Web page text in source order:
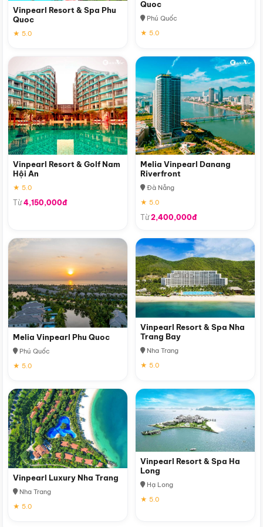
Vinpearl Resort & Spa Phu
Quoc
★ 5.0
Quoc
Phú Quốc
★ 5.0
Vinpearl Resort & Golf Nam
Hội An
★ 5.0
Từ4,150,000đ
Melia Vinpearl Danang
Riverfront
Đà Nẵng
★ 5.0
Từ2,400,000đ
Melia Vinpearl Phu Quoc
Phú Quốc
★ 5.0
Vinpearl Resort & Spa Nha
Trang Bay
Nha Trang
★ 5.0
Vinpearl Luxury Nha Trang
Nha Trang
★ 5.0
Vinpearl Resort & Spa Ha
Long
Hạ Long
★ 5.0